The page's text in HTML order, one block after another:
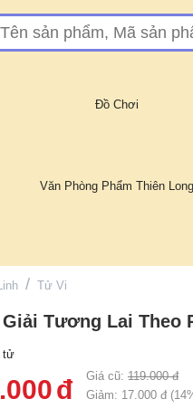
Đồ Chơi
Văn Phòng Phẩm Thiên Long
/ Tử Vi
Tương Lai Theo
tử
đ Giá cũ: 119.000 đ
Giảm: 17.000 đ (14